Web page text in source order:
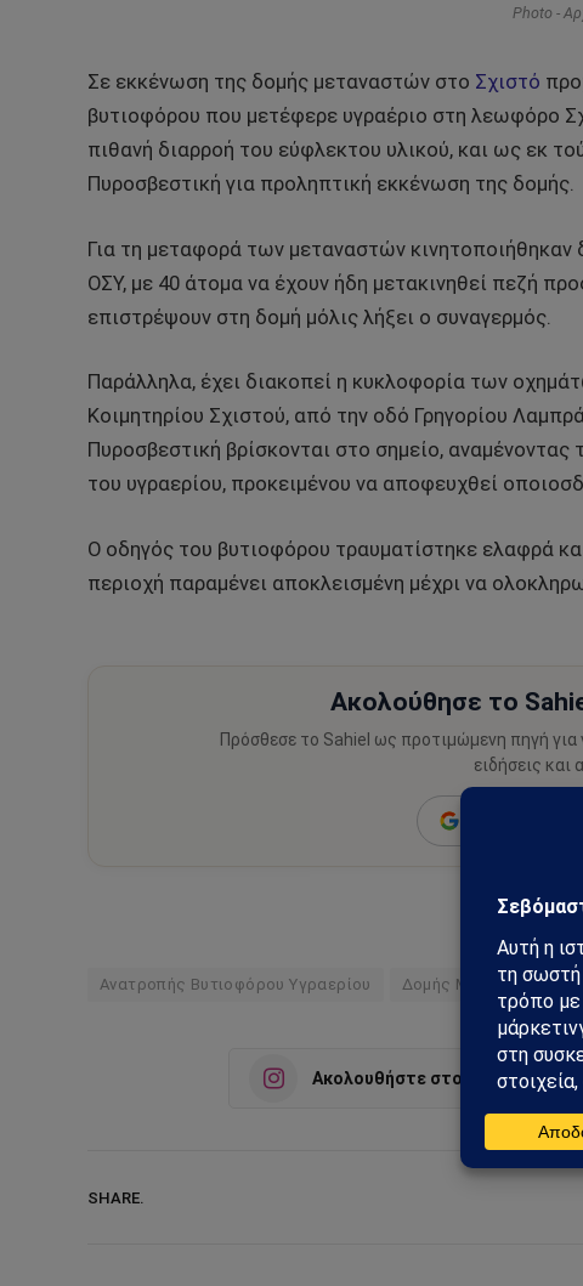
Photo -
Σε εκκένωση της δομής μεταναστών στο Σχιστό
βυτιοφόρου που μετέφερε υγραέριο στη λεωφόρο
πιθανή διαρροή του εύφλεκτου υλικού, και ως εκ
Πυροσβεστική για προληπτική εκκένωση της δομής.
Για τη μεταφορά των μεταναστών
ΟΣΥ, με 40 άτομα να έχουν ήδη μετακινηθεί πεζή
επιστρέψουν στη δομή μόλις λήξει ο συναγερμός.
Παράλληλα, έχει διακοπεί η κυκλοφορία των
Κοιμητηρίου Σχιστού, από την οδό Γρηγορίου
Πυροσβεστική βρίσκονται στο σημείο, αναμένοντας
του υγραερίου, προκειμένου να αποφευχθεί
Ο οδηγός του βυτιοφόρου τραυματίστηκε ελαφρά
περιοχή παραμένει αποκλεισμένη μέχρι να
Ακολούθησε το
Πρόσθεσε το Sahiel ως προτιμώμενη πηγή
ειδήσεις και
Ανατροπής Βυτιοφόρου Υγραερίου Δομής Μεταναστών
Ακολουθήστε στο Instagram
SHARE.